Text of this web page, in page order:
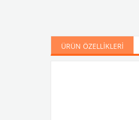
ÜRÜN ÖZELLIKLERI